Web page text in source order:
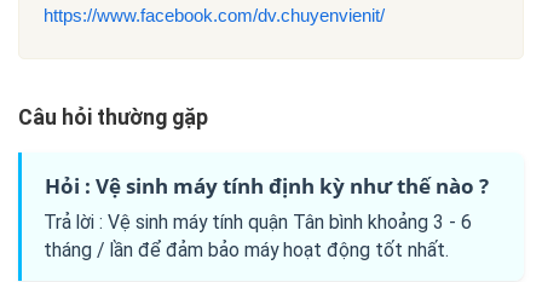
https://www.facebook.com/dv.chuyenvienit/
Câu hỏi thường gặp
Hỏi : Vệ sinh máy tính định kỳ như thế nào ?
Trả lời : Vệ sinh máy tính quận Tân bình khoảng 3 - 6
tháng / lần để đảm bảo máy hoạt động tốt nhất.